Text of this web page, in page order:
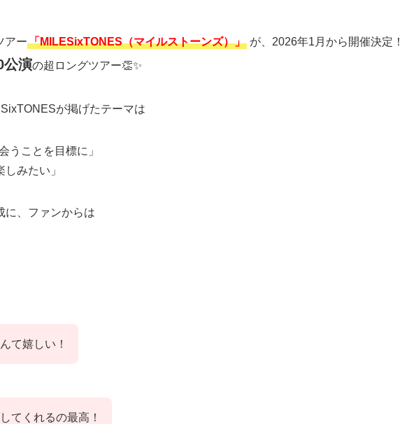
アー「MILESixTONES（マイルストーンズ）」 が、2026年1月から開催決定！
公演の超ロングツアー👏✨
が掲げたテーマは
うことを目標に」
しみたい」
に、ファンからは
て嬉しい！
てくれるの最高！